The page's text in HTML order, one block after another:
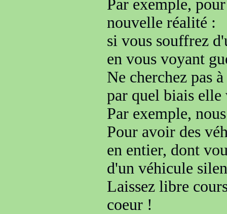
Par exemple,
nouvelle réalité :
si vous souffrez
en vous voyant
Ne cherchez pas
par quel biais elle
Par exemple,
Pour avoir des
en entier, dont
d'un véhicule
Laissez libre
coeur !